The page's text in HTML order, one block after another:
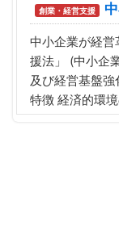
創業・経営支援
中小企業が経
援法」 (中小企
及び経営基盤強
特徴 経済的環